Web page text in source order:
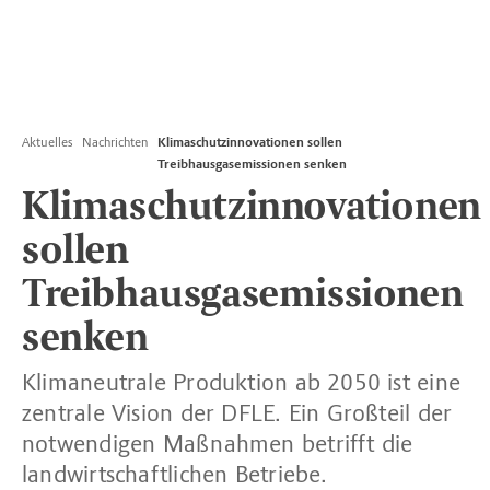
Aktuelles Nachrichten
Klimaschutzinnovationen sollen
Treibhausgasemissionen senken
Klimaschutzinnovationen
sollen
Treibhausgasemissionen
senken
Klimaneutrale Produktion ab 2050 ist eine
zentrale Vision der DFLE. Ein Großteil der
notwendigen Maßnahmen betrifft die
landwirtschaftlichen Betriebe.